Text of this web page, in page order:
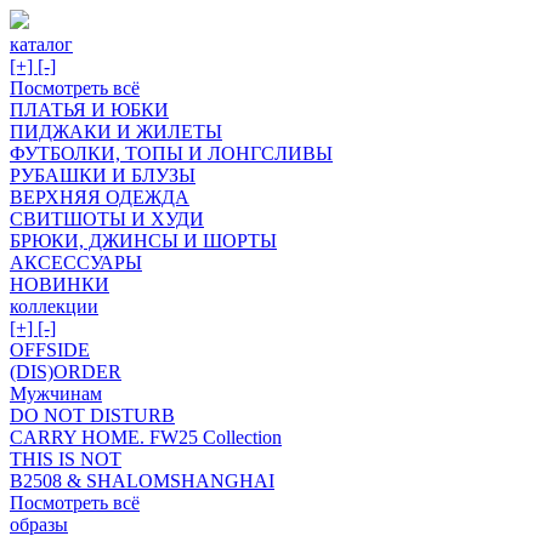
каталог
[+] [-]
Посмотреть всё
ПЛАТЬЯ И ЮБКИ
ПИДЖАКИ И ЖИЛЕТЫ
ФУТБОЛКИ, ТОПЫ И ЛОНГСЛИВЫ
РУБАШКИ И БЛУЗЫ
ВЕРХНЯЯ ОДЕЖДА
СВИТШОТЫ И ХУДИ
БРЮКИ, ДЖИНСЫ И ШОРТЫ
АКСЕССУАРЫ
НОВИНКИ
коллекции
[+] [-]
OFFSIDE
(DIS)ORDER
Мужчинам
DO NOT DISTURB
CARRY HOME. FW25 Collection
THIS IS NOT
B2508 & SHALOMSHANGHAI
Посмотреть всё
образы